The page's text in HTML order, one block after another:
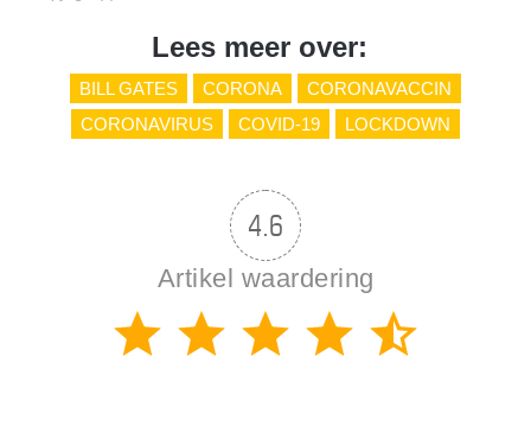
Lees meer over:
BILL GATES CORONA
CORONAVACCIN
CORONAVIRUS
COVID-19 LOCKDOWN
4.6
Artikel waardering